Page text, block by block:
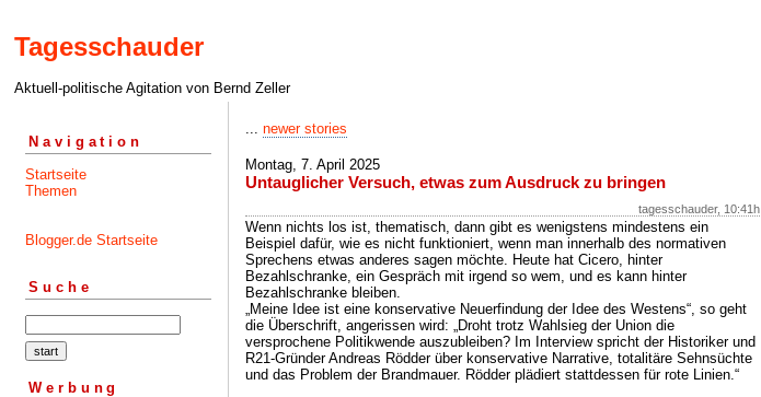
Tagesschauder
Aktuell-politische Agitation von Bernd Zeller
Navigation
Startseite
Themen
Blogger.de Startseite
Suche
Werbung
... newer stories
Montag, 7. April 2025
Untauglicher Versuch, etwas zum Ausdruck zu bringen
tagesschauder, 10:41h
Wenn nichts los ist, thematisch, dann gibt es wenigstens mindestens ein
Beispiel dafür, wie es nicht funktioniert, wenn man innerhalb des normativen
Sprechens etwas anderes sagen möchte. Heute hat Cicero, hinter
Bezahlschranke, ein Gespräch mit irgend so wem, und es kann hinter
Bezahlschranke bleiben.
„Meine Idee ist eine konservative Neuerfindung der Idee des Westens“, so geht
die Überschrift, angerissen wird: „Droht trotz Wahlsieg der Union die
versprochene Politikwende auszubleiben? Im Interview spricht der Historiker und
R21-Gründer Andreas Rödder über konservative Narrative, totalitäre Sehnsüchte
und das Problem der Brandmauer. Rödder plädiert stattdessen für rote Linien.“